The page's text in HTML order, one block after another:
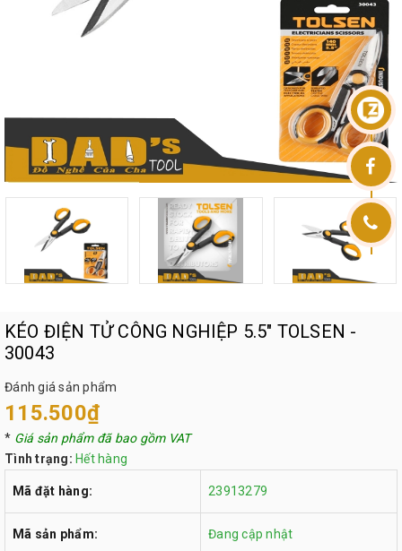
KÉO ĐIỆN TỬ CÔNG NGHIỆP 5.5" TOLSEN -
30043
Đánh giá sản phẩm
115.500₫
* Giá sản phẩm đã bao gồm VAT
Tình trạng: Hết hàng
Mã đặt hàng: 23913279
Mã sản phẩm: Đang cập nhật